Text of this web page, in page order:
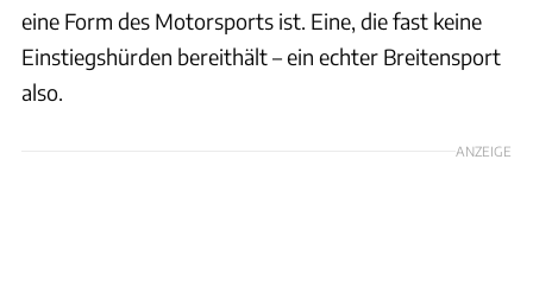
eine Form des Motorsports ist. Eine, die fast keine
Einstiegshürden bereithält – ein echter Breitensport
also.
ANZEIGE